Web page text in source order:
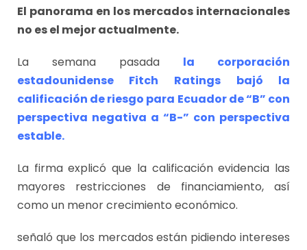
El panorama en los mercados internacionales
no es el mejor actualmente.
La semana pasada la corporación
estadounidense Fitch Ratings
bajó la
calificación de riesgo para Ecuador de “B” con
perspectiva negativa a “B-” con perspectiva
estable.
La firma explicó que la calificación evidencia las
mayores restricciones de financiamiento, así
como un menor crecimiento económico.
señaló que los mercados están pidiendo intereses